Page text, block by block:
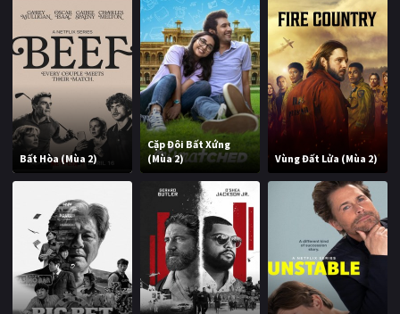
Bất Hòa (Mùa 2)
Cặp Đôi Bất Xứng
(Mùa 2)
Vùng Đất Lửa (Mùa 2)